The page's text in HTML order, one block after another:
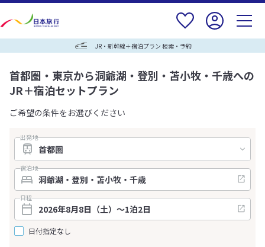
JR・新幹線＋宿泊プラン 検索・予約
首都圏・東京から洞爺湖・登別・苫小牧・千歳への
JR＋宿泊セットプラン
ご希望の条件をお選びください
出発地
宿泊地
日程
日付指定なし